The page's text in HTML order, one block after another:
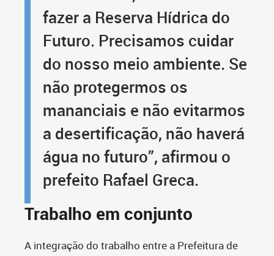
fazer a Reserva Hídrica do
Futuro. Precisamos cuidar
do nosso meio ambiente. Se
não protegermos os
mananciais e não evitarmos
a desertificação, não haverá
água no futuro”, afirmou o
prefeito Rafael Greca.
Trabalho em conjunto
A integração do trabalho entre a Prefeitura de